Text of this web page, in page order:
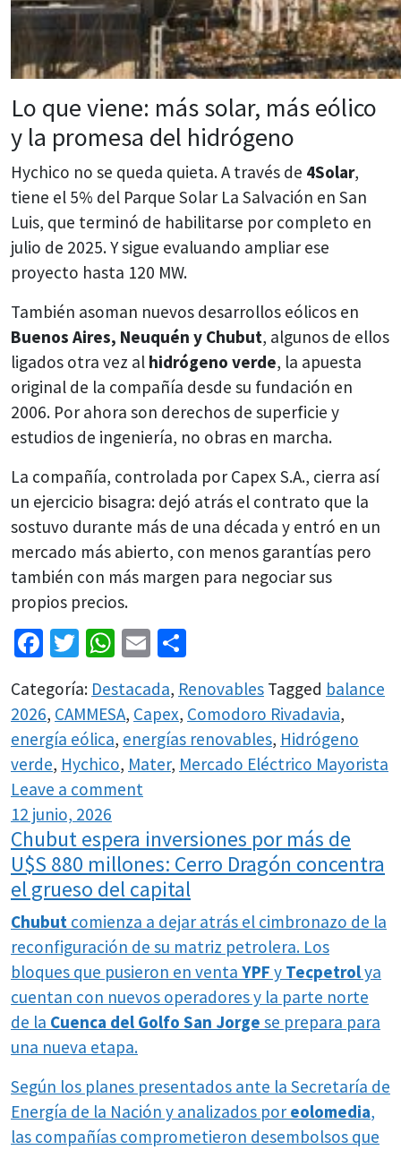
Lo que viene: más solar, más eólico
y la promesa del hidrógeno
Hychico no se queda quieta. A través de 4Solar,
tiene el 5% del Parque Solar La Salvación en San
Luis, que terminó de habilitarse por completo en
julio de 2025. Y sigue evaluando ampliar ese
proyecto hasta 120 MW.
También asoman nuevos desarrollos eólicos en
Buenos Aires, Neuquén y Chubut, algunos de ellos
ligados otra vez al hidrógeno verde, la apuesta
original de la compañía desde su fundación en
2006. Por ahora son derechos de superficie y
estudios de ingeniería, no obras en marcha.
La compañía, controlada por Capex S.A., cierra así
un ejercicio bisagra: dejó atrás el contrato que la
sostuvo durante más de una década y entró en un
mercado más abierto, con menos garantías pero
también con más margen para negociar sus
propios precios.
Facebook
Twitter
WhatsApp
Email
Categoría: Destacada, Renovables Tagged balance
2026, CAMMESA, Capex, Comodoro Rivadavia,
energía eólica, energías renovables, Hidrógeno
verde, Hychico, Mater, Mercado Eléctrico Mayorista
Leave a comment
12 junio, 2026
Chubut espera inversiones por más de
U$S 880 millones: Cerro Dragón concentra
el grueso del capital
Chubut comienza a dejar atrás el cimbronazo de la
reconfiguración de su matriz petrolera. Los
bloques que pusieron en venta YPF y Tecpetrolya
cuentan con nuevos operadores y la parte norte
de la Cuenca del Golfo San Jorge se prepara para
una nueva etapa.
Según los planes presentados ante la Secretaría de
Energía de la Nación y analizados por eolomedia,
las compañías comprometieron desembolsos que